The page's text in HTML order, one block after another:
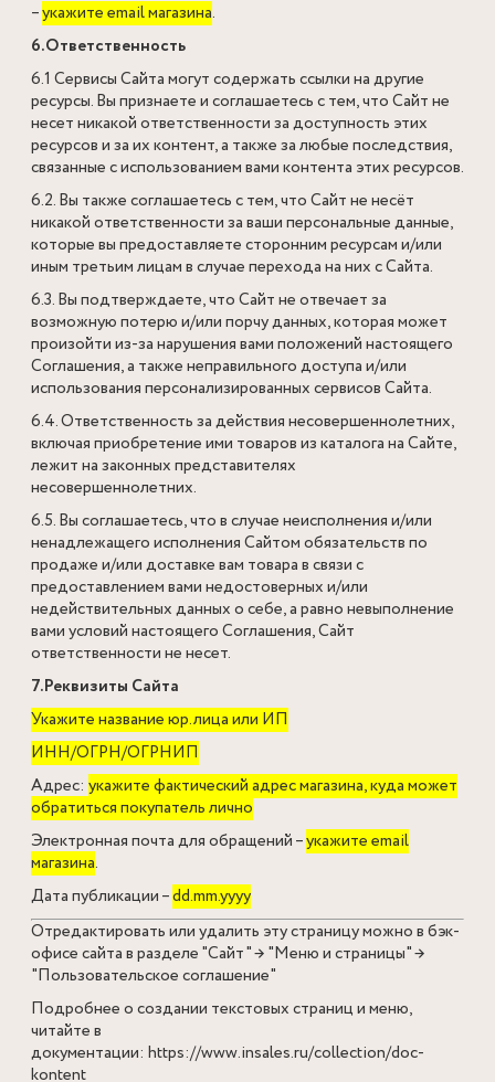
–укажите email магазина.
6.Ответственность
6.1 Сервисы Сайта могут содержать ссылки на другие
ресурсы. Вы признаете и соглашаетесь с тем, что Сайт не
несет никакой ответственности за доступность этих
ресурсов и за их контент, а также за любые последствия,
связанные с использованием вами контента этих ресурсов.
6.2. Вы также соглашаетесь с тем, что Сайт не несёт
никакой ответственности за ваши персональные данные,
которые вы предоставляете сторонним ресурсам и/или
иным третьим лицам в случае перехода на них с Сайта.
6.3. Вы подтверждаете, что Сайт не отвечает за
возможную потерю и/или порчу данных, которая может
произойти из-за нарушения вами положений настоящего
Соглашения, а также неправильного доступа и/или
использования персонализированных сервисов Сайта.
6.4. Ответственность за действия несовершеннолетних,
включая приобретение ими товаров из каталога на Сайте,
лежит на законных представителях
несовершеннолетних.
6.5. Вы соглашаетесь, что в случае неисполнения и/или
ненадлежащего исполнения Сайтом обязательств по
продаже и/или доставке вам товара в связи с
предоставлением вами недостоверных и/или
недействительных данных о себе, а равно невыполнение
вами условий настоящего Соглашения, Сайт
ответственности не несет.
7.Реквизиты Сайта
Укажите название юр.лица или ИП
ИНН/ОГРН/ОГРНИП
Адрес: укажите фактический адрес магазина, куда может
обратиться покупатель лично
Электронная почта для обращений –укажите email
магазина.
Дата публикации –dd.mm.yyyy
Отредактировать или удалить эту страницу можнов бэк-
офисе сайтав разделе "Сайт" → "Меню и страницы" →
"Пользовательское соглашение"
Подробнее о создании текстовых страниц и меню,
читайте в
документации: https://www.insales.ru/collection/doc-
kontent